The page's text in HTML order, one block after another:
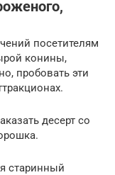
посетителям
конины,
пробовать эти
десерт со
старинный